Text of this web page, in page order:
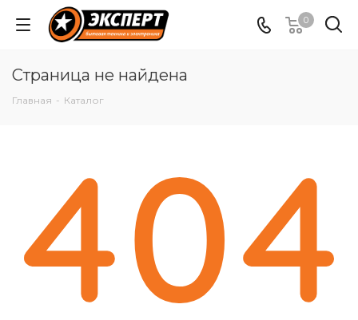
0
Страница не найдена
Главная - Каталог